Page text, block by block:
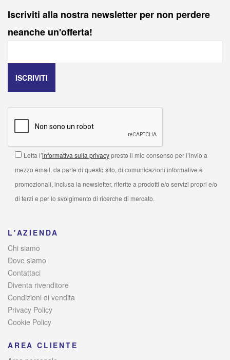
Iscriviti alla nostra newsletter per non perdere
neanche un'offerta!
Letta l’informativa sulla privacypresto il mio consenso per l’invio a
mezzo email, da parte di questo sito, di comunicazioni informative e
promozionali, inclusa la newsletter, riferite a prodotti e/o servizi propri e/o
di terzi e per lo svolgimento di ricerche di mercato.
L'AZIENDA
Chi siamo
Dove siamo
Contattaci
Diventa rivenditore
Condizioni di vendita
Privacy Policy
Cookie Policy
AREA CLIENTE